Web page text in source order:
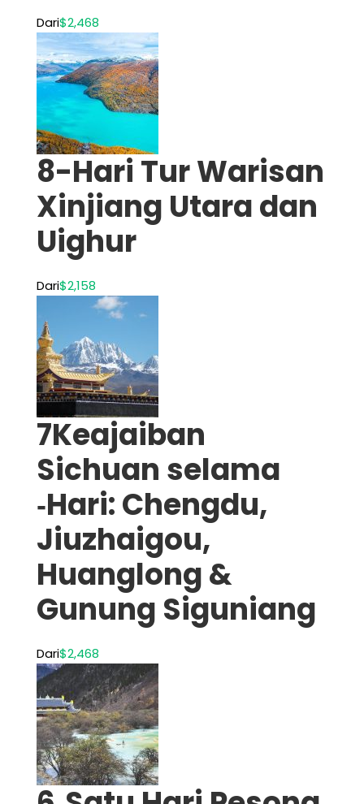
Dari$2,468
8-Hari Tur Warisan
Xinjiang Utara dan
Uighur
Dari$2,158
7Keajaiban
Sichuan selama
‑Hari: Chengdu,
Jiuzhaigou,
Huanglong &
Gunung Siguniang
Dari$2,468